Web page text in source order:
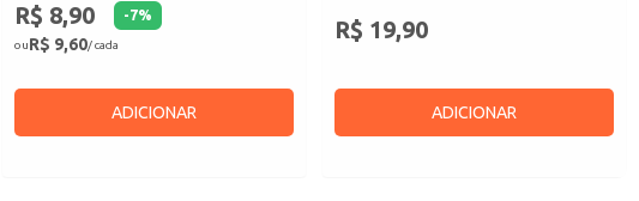
R$ 8,90 -7%
ouR$ 9,60/ cada
ADICIONAR
R$ 19,90
ADICIONAR